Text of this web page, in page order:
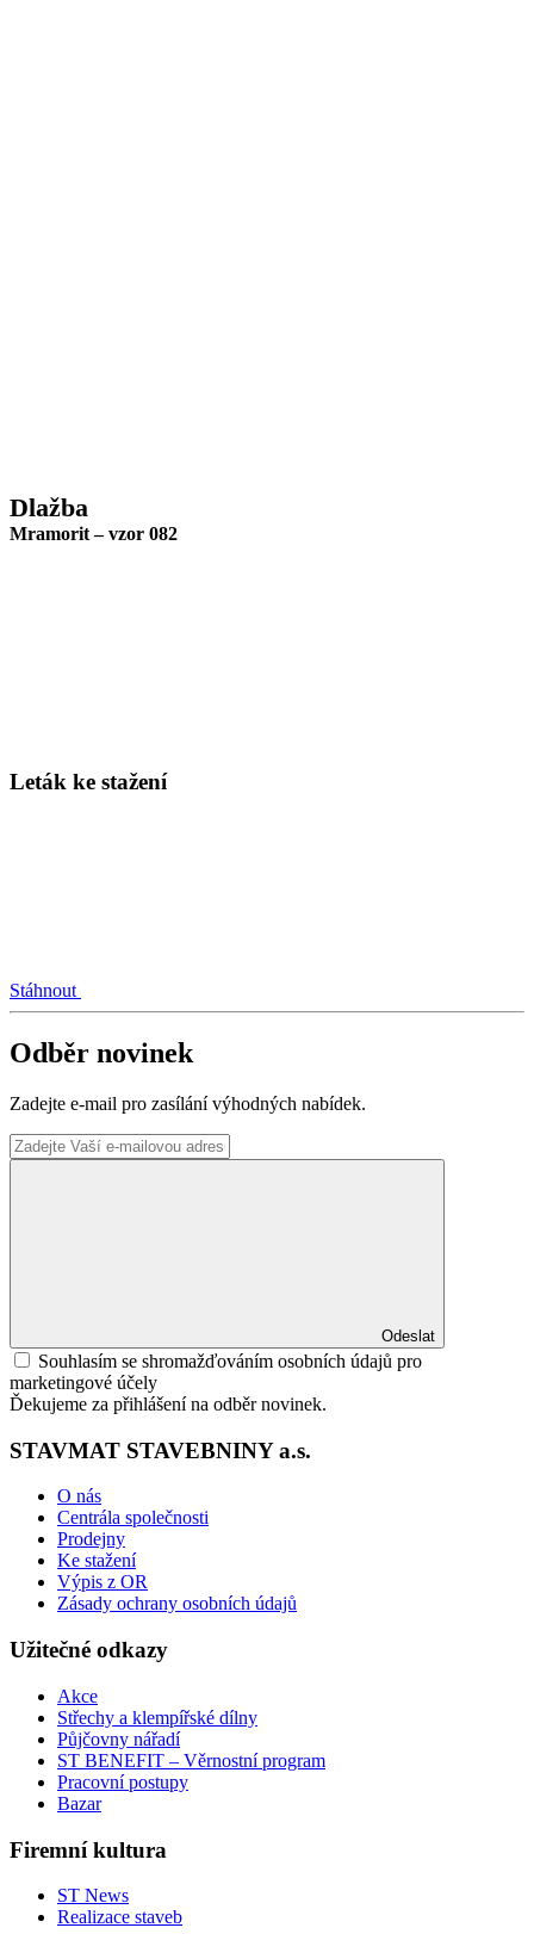
Dlažba
Mramorit – vzor 082
Leták ke stažení
Stáhnout
Odběr novinek
Zadejte e-mail pro zasílání výhodných nabídek.
Odeslat
Souhlasím se shromažďováním osobních údajů pro
marketingové účely
Ďekujeme za přihlášení na odběr novinek.
STAVMAT STAVEBNINY a.s.
O nás
Centrála společnosti
Prodejny
Ke stažení
Výpis z OR
Zásady ochrany osobních údajů
Užitečné odkazy
Akce
Střechy a klempířské dílny
Půjčovny nářadí
ST BENEFIT – Věrnostní program
Pracovní postupy
Bazar
Firemní kultura
ST News
Realizace staveb